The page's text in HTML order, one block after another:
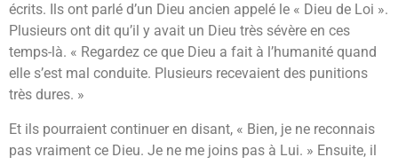
écrits. Ils ont parlé d’un Dieu ancien appelé le « Dieu de Loi ».
Plusieurs ont dit qu’il y avait un Dieu très sévère en ces
temps-là. « Regardez ce que Dieu a fait à l’humanité quand
elle s’est mal conduite. Plusieurs recevaient des punitions
très dures. »
Et ils pourraient continuer en disant, « Bien, je ne reconnais
pas vraiment ce Dieu. Je ne me joins pas à Lui. » Ensuite, il